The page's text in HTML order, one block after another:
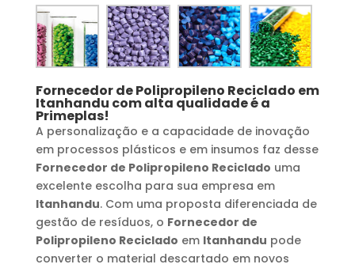
Fornecedor de Polipropileno Reciclado em
Itanhandu com alta qualidade é a
Primeplas!
A personalização e a capacidade de inovação
em processos plásticos e em insumos faz desse
Fornecedor de Polipropileno Reciclado uma
excelente escolha para sua empresa em
Itanhandu. Com uma proposta diferenciada de
gestão de resíduos, o Fornecedor de
Polipropileno Reciclado em Itanhandu pode
converter o material descartado em novos